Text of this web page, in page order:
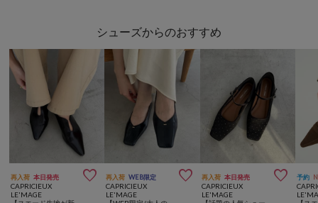
シューズからのおすすめ
再入荷 本日発売 
CAPRICIEUX
LE'MAGE
再入荷 WEB限定 
CAPRICIEUX
LE'MAGE
再入荷 本日発売 
CAPRICIEUX
LE'MAGE
予約